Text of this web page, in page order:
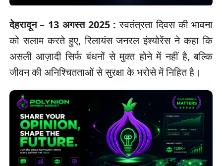
देहरादून – 13 अगस्त 2025 : स्वतंत्रता दिवस की भावना
को सलाम करते हुए, रिलायंस जनरल इंश्योरेंस ने कहा कि
असली आज़ादी सिर्फ बंधनों से मुक्त होने में नहीं है, बल्कि
जीवन की अनिश्चितताओं से सुरक्षा के भरोसे में निहित है।